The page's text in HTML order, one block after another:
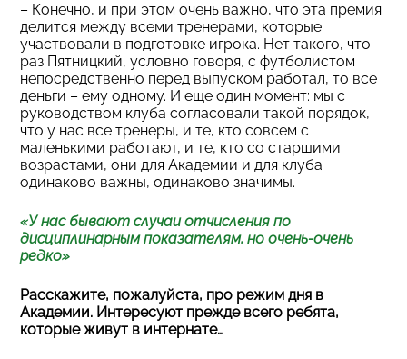
– Конечно, и при этом очень важно, что эта премия
делится между всеми тренерами, которые
участвовали в подготовке игрока. Нет такого, что
раз Пятницкий, условно говоря, с футболистом
непосредственно перед выпуском работал, то все
деньги – ему одному. И еще один момент: мы с
руководством клуба согласовали такой порядок,
что у нас все тренеры, и те, кто совсем с
маленькими работают, и те, кто со старшими
возрастами, они для Академии и для клуба
одинаково важны, одинаково значимы.
«У нас бывают случаи отчисления по
дисциплинарным показателям, но очень-очень
редко»
Расскажите, пожалуйста, про режим дня в
Академии. Интересуют прежде всего ребята,
которые живут в интернате…